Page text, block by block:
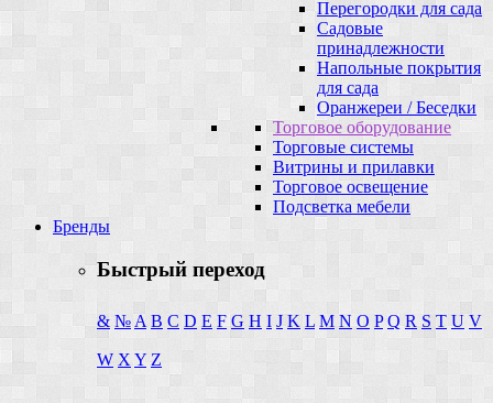
Перегородки для сада
Садовые
принадлежности
Напольные покрытия
для сада
Оранжереи / Беседки
Торговое оборудование
Торговые системы
Витрины и прилавки
Торговое освещение
Подсветка мебели
Бренды
Быстрый переход
& № A B C D E F G H I J K L M N O P Q R S T U V
W X Y Z